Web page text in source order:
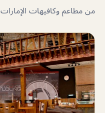
من مطاعم وكافيهات الإمارات